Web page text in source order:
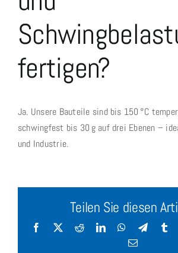
Kontakt & Vertrieb
fertigen?
Ja. Unsere Bauteile sind bis 150 °C
schwingfest bis 30 g auf drei Ebenen –
und Industrie.
Teilen Sie diesen
Facebook
X RedditLinkedInWhatsApp
E-